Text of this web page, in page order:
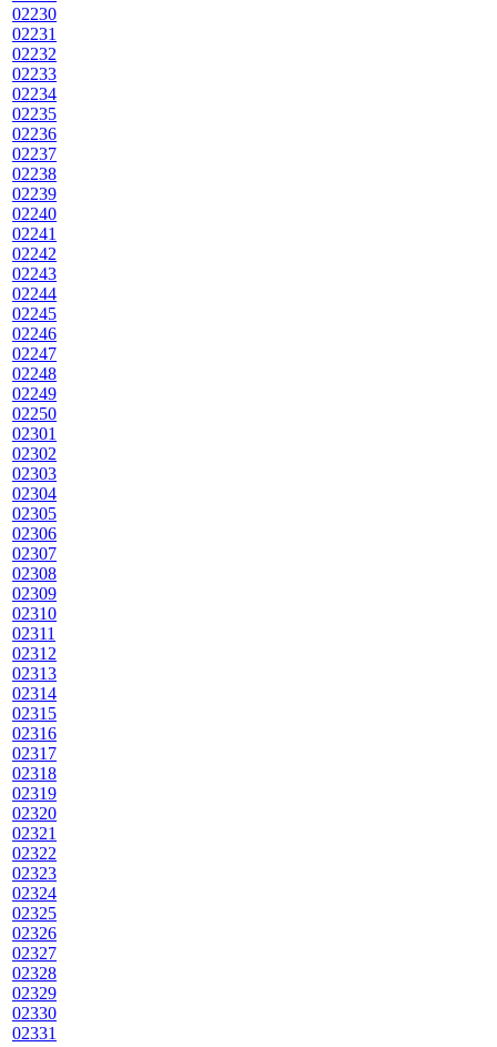
02230
02231
02232
02233
02234
02235
02236
02237
02238
02239
02240
02241
02242
02243
02244
02245
02246
02247
02248
02249
02250
02301
02302
02303
02304
02305
02306
02307
02308
02309
02310
02311
02312
02313
02314
02315
02316
02317
02318
02319
02320
02321
02322
02323
02324
02325
02326
02327
02328
02329
02330
02331